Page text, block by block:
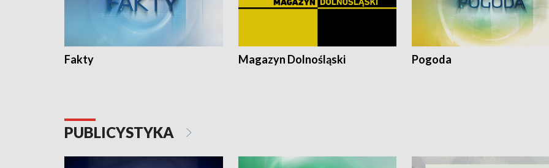
Fakty Magazyn Dolnośląski Pogoda
PUBLICYSTYKA